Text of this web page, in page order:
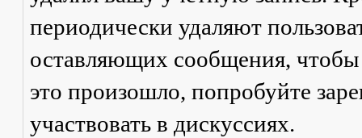
периодически удаляют
оставляющих сообщения,
это произошло, попробуйте
участвовать в дискуссиях.